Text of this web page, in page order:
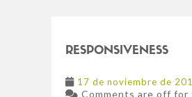
RESPONSIVENESS
17 de noviembre de
Comments are off for